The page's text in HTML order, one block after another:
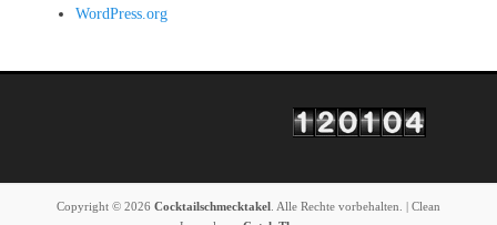
WordPress.org
Copyright © 2026 Cocktailschmecktakel . Alle Rechte vorbehalten. | Clean